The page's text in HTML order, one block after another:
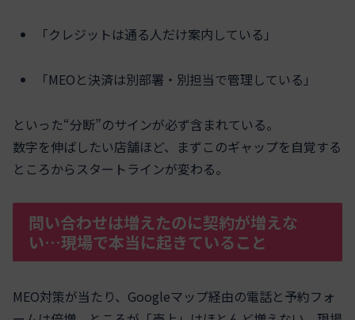
「クレジットは通る人だけ案内している」
「MEOと決済は別部署・別担当で管理している」
といった“分断”のサインが必ず含まれている。
数字を伸ばしたい店舗ほど、まずこのギャップを自覚する
ところからスタートラインが変わる。
問い合わせは増えたのに契約が増えな
い…現場で本当に起きていること
MEO対策が当たり、Googleマップ経由の電話と予約フォ